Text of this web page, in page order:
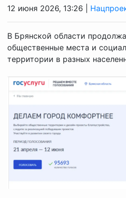
12 июня 2026, 13:26 |
В Брянской области
общественные места и
территории в разных